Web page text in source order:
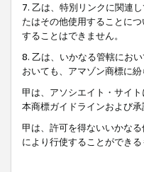
7. 乙は、特別リンクに関連
たはその他使用することに
することはできません。
8. 乙は、いかなる管轄にお
おいても、アマゾン商標に
甲は、アソシエイト・サイ
本商標ガイドラインおよび
甲は、許可を得ないいかな
により行使することができる